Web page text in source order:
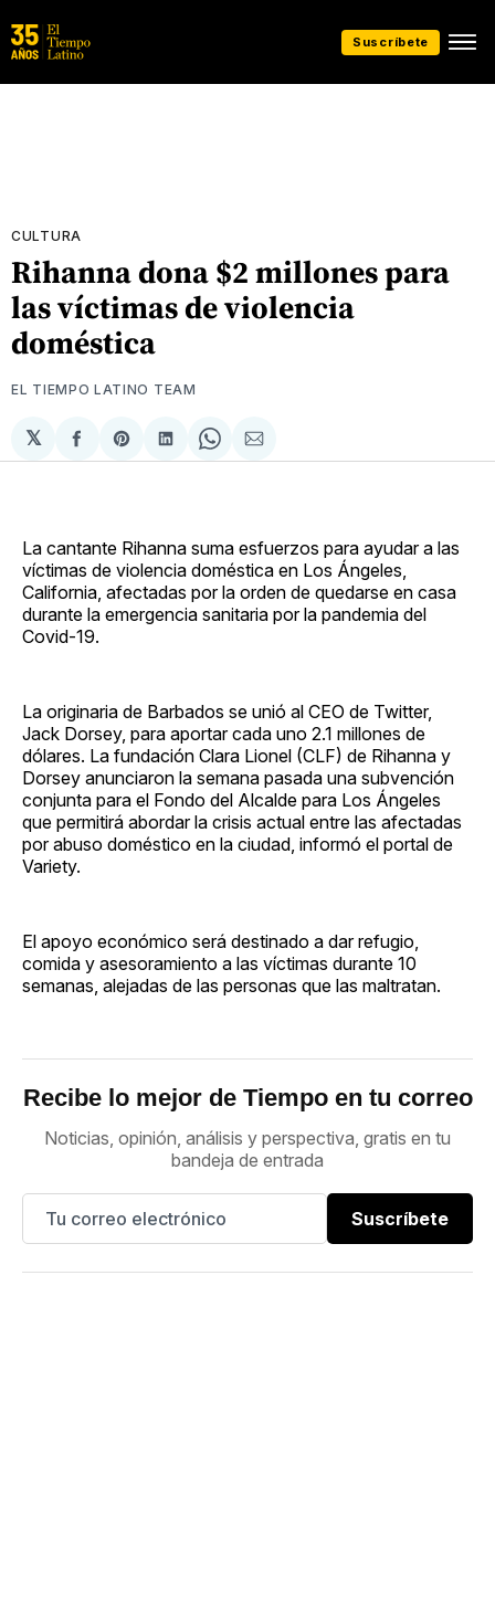
Suscríbete
CULTURA
Rihanna dona $2 millones para
las víctimas de violencia
doméstica
EL TIEMPO LATINO TEAM
𝕏
Compartir
en
Share
on
Compartir
en
Share
on
Compartir
via
La cantante Rihanna suma esfuerzos para ayudar a las
víctimas de violencia doméstica en Los Ángeles,
California, afectadas por la orden de quedarse en casa
durante la emergencia sanitaria por la pandemia del
Covid-19.
La originaria de Barbados se unió al CEO de Twitter,
Jack Dorsey, para aportar cada uno 2.1 millones de
dólares. La fundación Clara Lionel (CLF) de Rihanna y
Dorsey anunciaron la semana pasada una subvención
conjunta para el Fondo del Alcalde para Los Ángeles
que permitirá abordar la crisis actual entre las afectadas
por abuso doméstico en la ciudad, informó el portal de
Variety.
El apoyo económico será destinado a dar refugio,
comida y asesoramiento a las víctimas durante 10
semanas, alejadas de las personas que las maltratan.
Recibe lo mejor de Tiempo en tu correo
Noticias, opinión, análisis y perspectiva, gratis en tu
bandeja de entrada
Suscríbete